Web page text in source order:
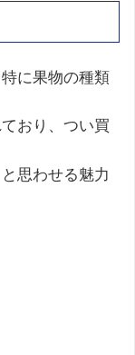
に果物の種類
おり、つい買
思わせる魅力